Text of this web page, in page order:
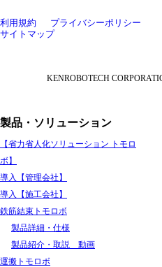
利用規約
プライバシーポリシー
サイトマップ
KENROBOTECH
製品・ソリューション
【省力省人化ソリューション トモロ
ボ】
導入【管理会社】
導入【施工会社】
鉄筋結束トモロボ
製品詳細・仕様
製品紹介・取説 動画
運搬トモロボ